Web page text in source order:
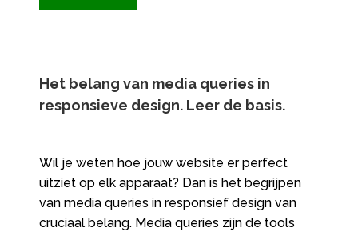
Het belang van media queries in
responsieve design.​ Leer de basis.​
Wil je weten hoe jouw website er perfect
uitziet op elk apparaat? Dan is het begrijpen
van media queries in responsief design van
cruciaal belang. Media queries zijn de tools